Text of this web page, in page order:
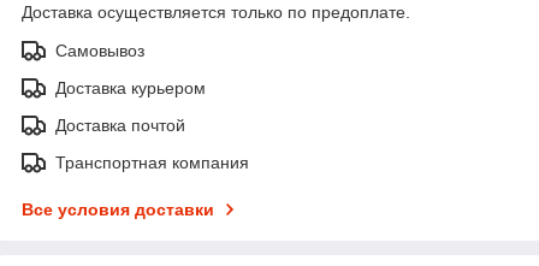
Доставка осуществляется только по предоплате.
Самовывоз
Доставка курьером
Доставка почтой
Транспортная компания
Все условия доставки